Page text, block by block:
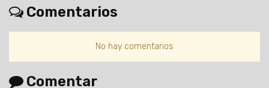
Comentarios
No hay comentarios
Comentar